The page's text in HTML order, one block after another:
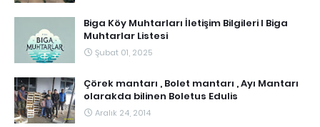
Biga Köy Muhtarları İletişim Bilgileri I Biga
Muhtarlar Listesi
Şubat 01, 2025
Çörek mantarı , Bolet mantarı , Ayı Mantarı
olarakda bilinen Boletus Edulis
Aralık 24, 2014